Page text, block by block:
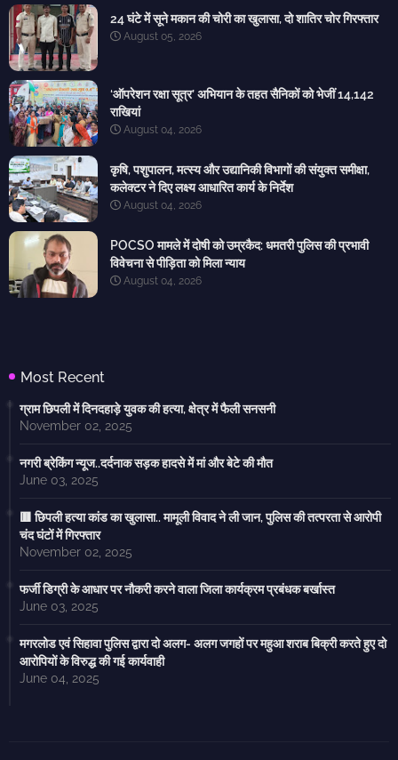
24 घंटे में सूने मकान की चोरी का खुलासा, दो शातिर चोर गिरफ्तार
August 05, 2026
‘ऑपरेशन रक्षा सूत्र’ अभियान के तहत सैनिकों को भेजीं 14,142
राखियां
August 04, 2026
कृषि, पशुपालन, मत्स्य और उद्यानिकी विभागों की संयुक्त समीक्षा,
कलेक्टर ने दिए लक्ष्य आधारित कार्य के निर्देश
August 04, 2026
POCSO मामले में दोषी को उम्रकैद: धमतरी पुलिस की प्रभावी
विवेचना से पीड़िता को मिला न्याय
August 04, 2026
Most Recent
ग्राम छिपली में दिनदहाड़े युवक की हत्या, क्षेत्र में फैली सनसनी
November 02, 2025
नगरी ब्रेकिंग न्यूज..दर्दनाक सड़क हादसे में मां और बेटे की मौत
June 03, 2025
🟥 छिपली हत्या कांड का खुलासा.. मामूली विवाद ने ली जान, पुलिस की तत्परता से आरोपी
चंद घंटों में गिरफ्तार
November 02, 2025
फर्जी डिग्री के आधार पर नौकरी करने वाला जिला कार्यक्रम प्रबंधक बर्खास्त
June 03, 2025
मगरलोड एवं सिहावा पुलिस द्वारा दो अलग- अलग जगहों पर महुआ शराब बिक्री करते हुए दो
आरोपियों के विरुद्ध की गई कार्यवाही
June 04, 2025